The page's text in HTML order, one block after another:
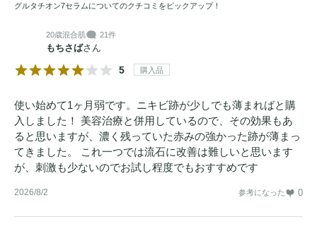
グルタチオン7セラムについてのクチコミをピックアップ！
20歳混合肌 21件
もちさばさん
5 購入品
使い始めて1ヶ月弱です。ニキビ跡が少しでも薄まればと購
入しました！ 美容治療と併用しているので、その効果もあ
ると思いますが、濃く残っていた赤みの強かった跡が薄まっ
てきました。 これ一つでは流石に改善は難しいと思います
が、刺激も少ないのでお試し程度でもおすすめです
2026/8/2 参考になった 0